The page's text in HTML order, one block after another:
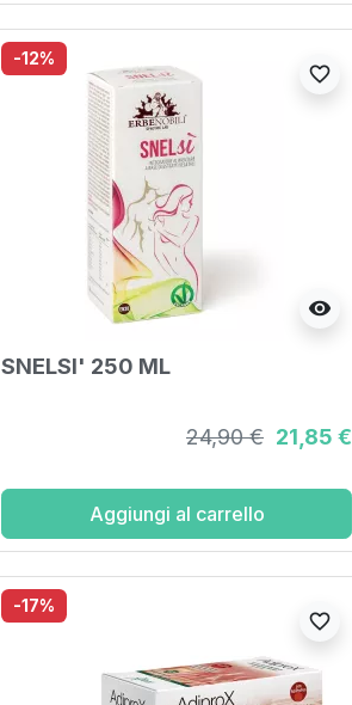
-12%
visibility
favorite_border
SNELSI' 250 ML
24,90 € 21,85 €
Aggiungi al carrello
-17%
favorite_border